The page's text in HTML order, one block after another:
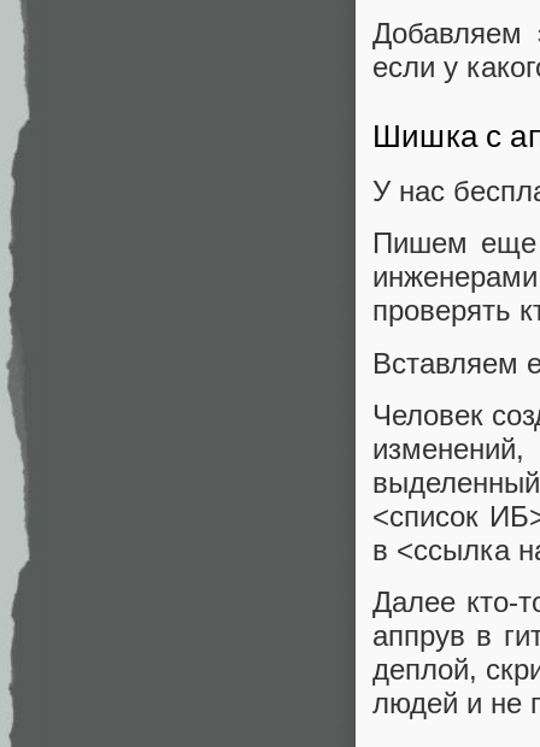
Добавляем
если у
Шишка с
У нас
Пишем еще
проверять
Вставляем
Человек
<список
в <ссылка
Далее кто-
аппрув в
деплой,
людей и не